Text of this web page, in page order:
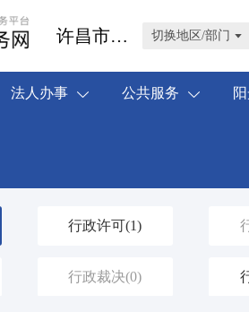
许昌市禹州市 切换地区/部门
法人办事 公共服务
行政许可(1)
行政裁决(0)